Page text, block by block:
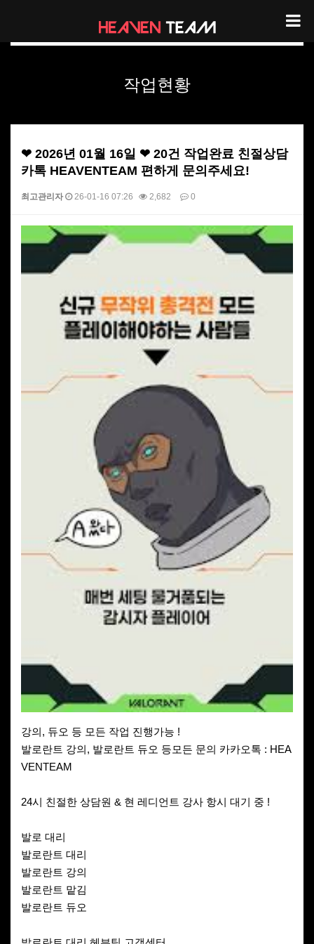
헤븐팀 작업현황
작업현황
❤ 2026년 01월 16일 ❤ 20건 작업완료 친절상담
카톡 HEAVENTEAM 편하게 문의주세요!
최고관리자 26-01-16 07:26 2,682 0
강의, 듀오 등 모든 작업 진행가능 !
발로란트 강의, 발로란트 듀오 등모든 문의 카카오톡 : HEA
VENTEAM
24시 친절한 상담원 & 현 레디언트 강사 항시 대기 중 !
발로 대리
발로란트 대리
발로란트 강의
발로란트 맡김
발로란트 듀오